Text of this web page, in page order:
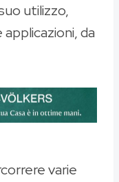
utilizzo,
da
varie